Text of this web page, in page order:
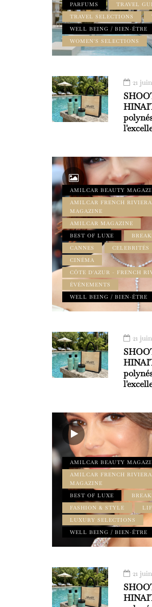
PARFUMS
TRAVEL
TRAVEL SELECTIONS
WELL BEING / BIEN-ÊTRE
WOMEN'S SELECTIONS
21
AMILCAR BEAUTY
AMILCAR FRENCH RIVIERA
MAGAZINE
AMILCAR MAGAZINE
BEST OF LUXE
CANNES
CELEBRITÉS
CINÉMA
CÔTE D'AZUR - FRENCH
ÉVÉNEMENTS
WELL BEING / BIEN-ÊTRE
21
AMILCAR BEAUTY
AMILCAR FRENCH RIVIERA
MAGAZINE
BEST OF LUXE
FASHION & STYLE
LUXURY SELECTIONS
WELL BEING / BIEN-ÊTRE
21